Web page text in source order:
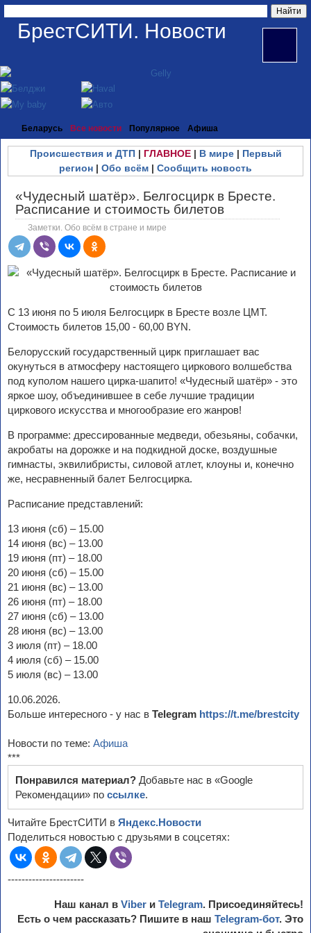
БрестСИТИ. Новости
Беларусь Все новости Популярное Афиша
Происшествия и ДТП| ГЛАВНОЕ| В мире| Первый
регион | Обо всём | Сообщить новость
«Чудесный шатёр». Белгосцирк в Бресте.
Расписание и стоимость билетов
Заметки. Обо всём в стране и мире
C 13 июня по 5 июля Белгосцирк в Бресте возле ЦМТ.
Стоимость билетов 15,00 - 60,00 BYN.
Белорусский государственный цирк приглашает вас
окунуться в атмосферу настоящего циркового волшебства
под куполом нашего цирка-шапито! «Чудесный шатёр» - это
яркое шоу, объединившее в себе лучшие традиции
циркового искусства и многообразие его жанров!
В программе: дрессированные медведи, обезьяны, собачки,
акробаты на дорожке и на подкидной доске, воздушные
гимнасты, эквилибристы, силовой атлет, клоуны и, конечно
же, несравненный балет Белгосцирка.
Расписание представлений:
13 июня (сб) – 15.00
14 июня (вс) – 13.00
19 июня (пт) – 18.00
20 июня (сб) – 15.00
21 июня (вс) – 13.00
26 июня (пт) – 18.00
27 июня (сб) – 13.00
28 июня (вс) – 13.00
3 июля (пт) – 18.00
4 июля (сб) – 15.00
5 июля (вс) – 13.00
10.06.2026.
Больше интересного - у нас в Telegram https://t.me/brestcity
Новости по теме: Афиша
***
Понравился материал? Добавьте нас в «Google
Рекомендации» по ссылке.
Читайте БрестСИТИ в Яндекс.Новости
Поделиться новостью с друзьями в соцсетях:
----------------------
Наш канал в Viber и Telegram. Присоединяйтесь!
Есть о чем рассказать? Пишите в наш Telegram-бот. Это